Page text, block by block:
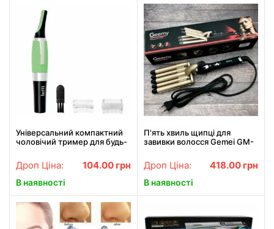
Універсальний компактний
чоловічий тример для будь-
Найкраща ціна!
Дроп Ціна: 104.00 грн
В наявності
П'ять хвиль щипці для
завивки волосся Gemei GM-
волосся АКЦІЯ
Дроп Ціна: 418.00 грн
В наявності